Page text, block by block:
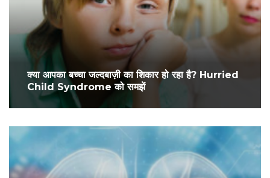
क्या आपका बच्चा जल्दबाज़ी का शिकार हो रहा है? Hurried
Child Syndrome को समझें